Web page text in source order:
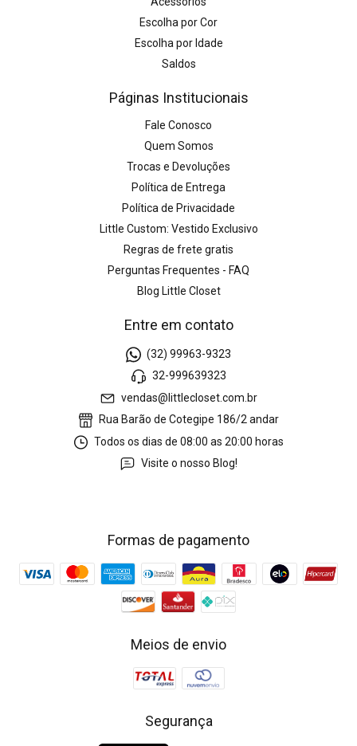
Escolha por Cor
Escolha por Idade
Saldos
Páginas Institucionais
Fale Conosco
Quem Somos
Trocas e Devoluções
Política de Entrega
Política de Privacidade
Little Custom: Vestido Exclusivo
Regras de frete gratis
Perguntas Frequentes - FAQ
Blog Little Closet
Entre em contato
(32) 99963-9323
32-999639323
vendas@littlecloset.com.br
Rua Barão de Cotegipe 186/2 andar
Todos os dias de 08:00 as 20:00 horas
Visite o nosso Blog!
Formas de pagamento
Meios de envio
Segurança